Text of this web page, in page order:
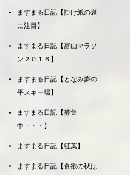
ますまる日記【掛け紙の裏
に注目】
ますまる日記【富山マラソ
ン２０１６】
ますまる日記【となみ夢の
平スキー場】
ますまる日記【募集
中・・・】
ますまる日記【紅葉】
ますまる日記【食欲の秋は